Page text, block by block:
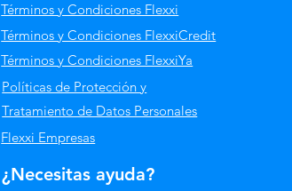
Términos y Condiciones Flexxi
Términos y Condiciones FlexxiCredit
Términos y Condiciones FlexxiYa
Políticas de Protección y
Tratamiento de Datos Personales
Flexxi Empresas
¿Necesitas ayuda?